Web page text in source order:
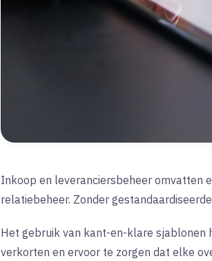
Inkoop en leveranciersbeheer omvatten
relatiebeheer. Zonder
Het gebruik van kant-en-klare sjablonen
verkorten en ervoor te zorgen dat elke